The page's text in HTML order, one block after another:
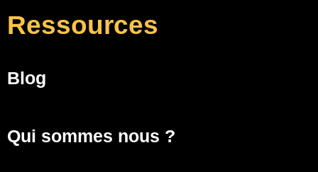
Ressources
Blog
Qui sommes nous ?